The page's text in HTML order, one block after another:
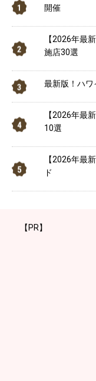
開催
【2026年最
施店30選
最新版！ハ
【2026年最
10選
【2026年最
ド
【PR】